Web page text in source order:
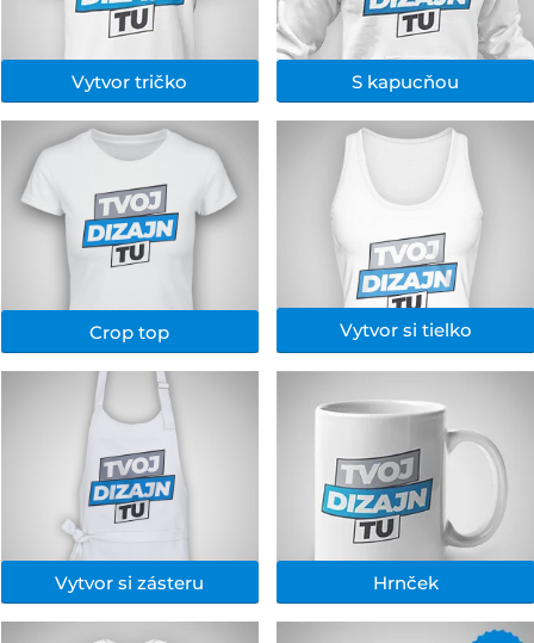
Vytvor tričko
Crop top
Vytvor si zásteru Hrnček
S kapucňou
Vytvor si tielko